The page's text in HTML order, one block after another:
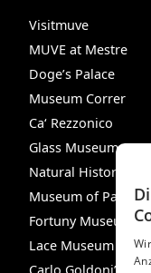
Visitmuve
MUVE at Mestre
Doge’s Palace
Museum Correr
Ca‘ Rezzonico
Glass Museum
Natural History
Museum of
Fortuny Museum
Lace Museum
Carlo Goldoni’s